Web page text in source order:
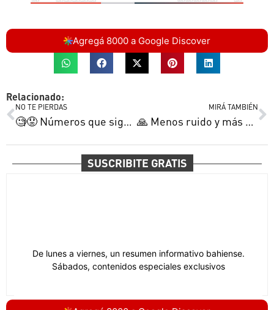
Agregá 8000 a Google Discover
Relacionado:
NO TE PIERDAS
🧐😟 Números que siguen sin cerrar | Un premio al descontrol de Rodrigo | Otra cara del regreso triunfal y más
MIRÁ TAMBIÉN
🙏 Menos ruido y más control | La emoción de Nilo con los pibes de Malvinas | Facundo entre los mejores y más
SUSCRIBITE GRATIS